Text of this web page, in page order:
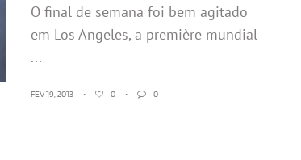
O final de semana foi bem agitado
em Los Angeles, a première mundial
...
FEV 19, 2013 • 0 • 0